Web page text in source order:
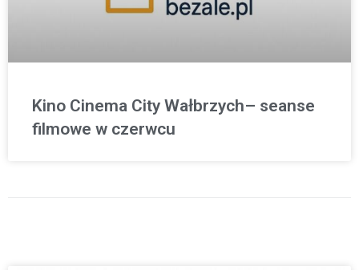
Kino Cinema City Wałbrzych– seanse
filmowe w czerwcu